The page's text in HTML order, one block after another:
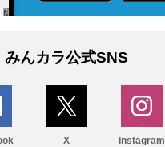
みんカラ公式SNS
X Instagram